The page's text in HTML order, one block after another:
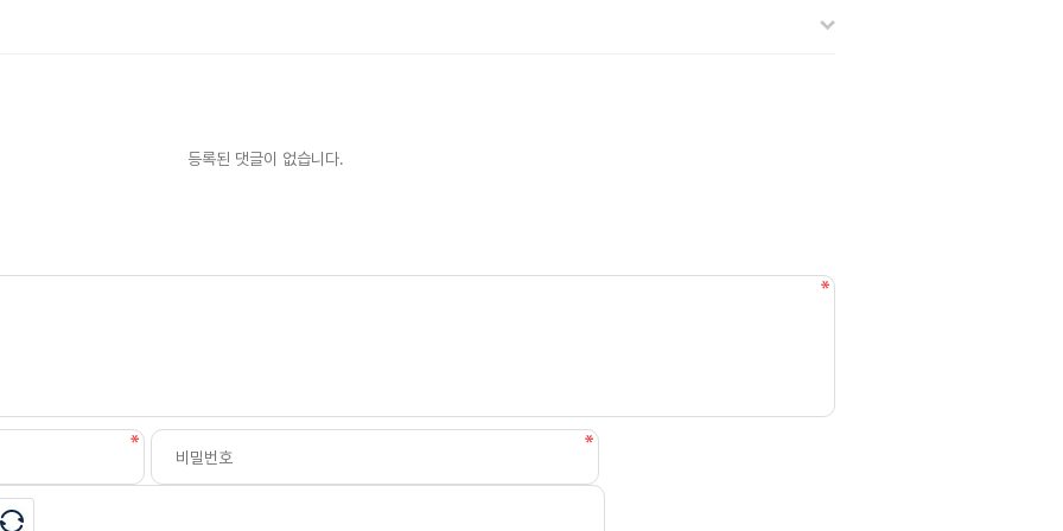
등록된 댓글이 없습니다.